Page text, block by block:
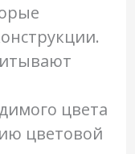
цвета
цветовой